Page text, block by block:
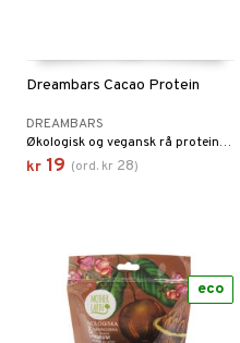
Dreambars Cacao Protein
DREAMBARS
Økologisk og vegansk rå proteinbar med kakao, laget av spiret bokhvete og plantebasert protein.
kr 19 (ord. kr 28)
eco